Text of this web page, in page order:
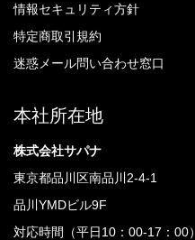
情報セキュリティ方針
特定商取引規約
迷惑メール問い合わせ窓口
本社所在地
株式会社サパナ
東京都品川区南品川2-4-1
品川YMDビル9F
対応時間（平日10：00-17：00）